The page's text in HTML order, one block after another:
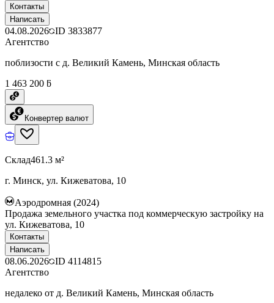
Контакты
Написать
04.08.2026 ID 3833877
Агентство
поблизости с д. Великий Камень, Минская область
1 463 200 ƃ
Конвертер валют
Склад461.3 м²
г. Минск, ул. Кижеватова, 10
Аэродромная (2024)
Продажа земельного участка под коммерческую застройку на
ул. Кижеватова, 10
Контакты
Написать
08.06.2026 ID 4114815
Агентство
недалеко от д. Великий Камень, Минская область